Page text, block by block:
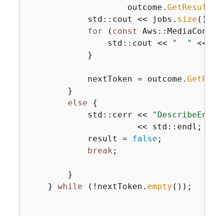
                    outcome.
GetResult
            std::cout << jobs.
size ()
for ( const
                std::cout <<
"  "
<<
            }
            nextToken = outcome.
        }
else
{
            std::cerr <<
                      << std::endl;
            result =
false ;
break ;
        }
    }
while (!nextToken. empty ());